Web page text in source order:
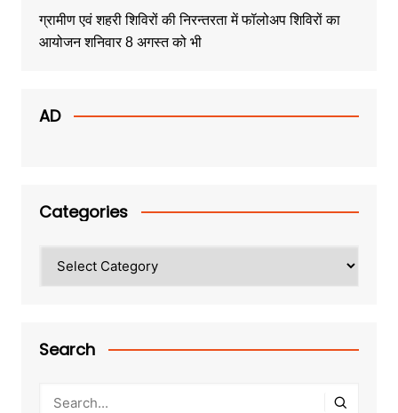
ग्रामीण एवं शहरी शिविरों की निरन्तरता में फॉलोअप शिविरों का
आयोजन शनिवार 8 अगस्त को भी
AD
Categories
Search